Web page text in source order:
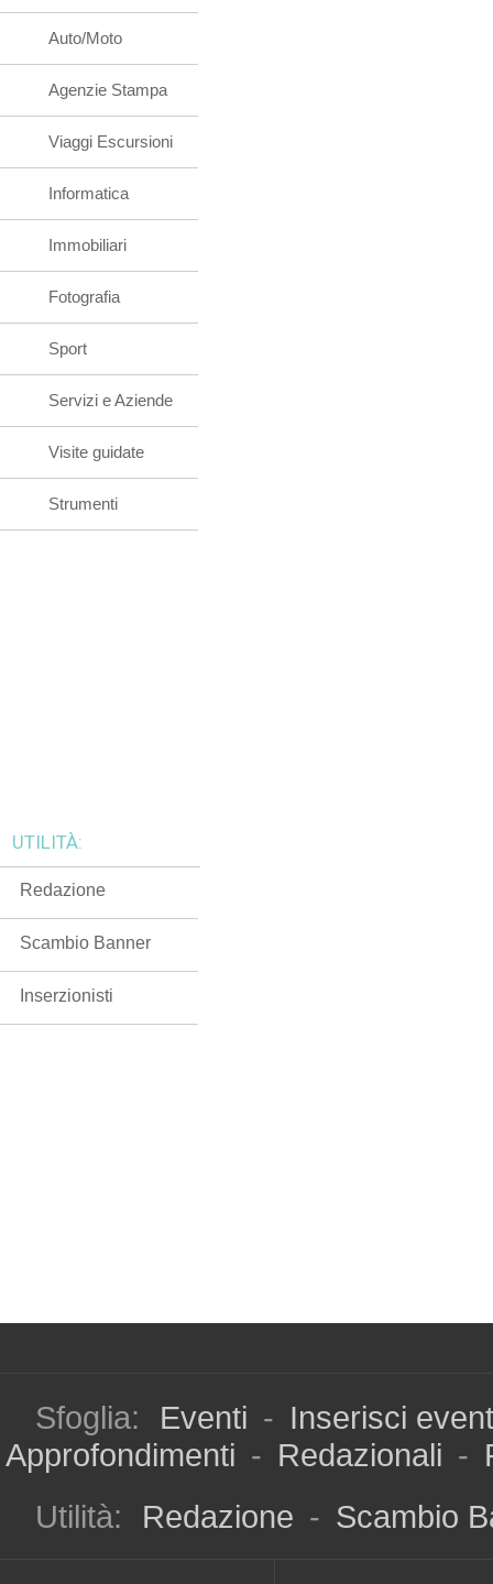
Auto/Moto
Agenzie Stampa
Viaggi Escursioni
Informatica
Immobiliari
Fotografia
Sport
Servizi e Aziende
Visite guidate
Strumenti
UTILITÀ:
Redazione
Scambio Banner
Inserzionisti
Sfoglia: Eventi - Inserisci
Approfondimenti - Redazionali -
Utilità:
Redazione - Scambio